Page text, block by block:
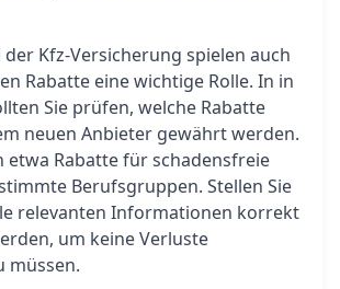
der Kfz-Versicherung spielen auch
Rabatte eine wichtige Rolle. In in
Sie prüfen, welche Rabatte
neuen Anbieter gewährt werden.
etwa Rabatte für schadensfreie
Berufsgruppen. Stellen Sie
relevanten Informationen korrekt
um keine Verluste
müssen.